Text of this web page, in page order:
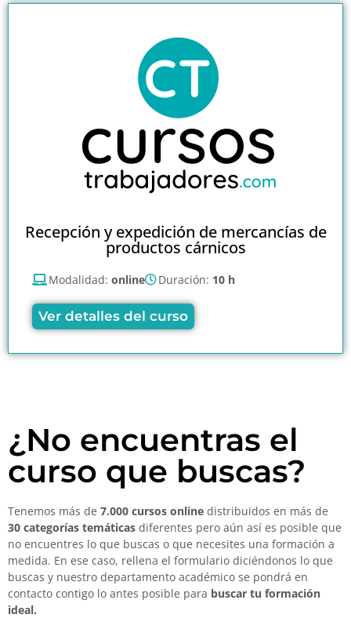
Recepción y expedición de mercancías de
productos cárnicos
Modalidad: online Duración: 10 h
Ver detalles del curso
¿No encuentras el
curso que buscas?
Tenemos más de 7.000 cursos online distribuidos en más de
30 categorías temáticas diferentes pero aún así es posible que
no encuentres lo que buscas o que necesites una formación a
medida. En ese caso, rellena el formulario diciéndonos lo que
buscas y nuestro departamento académico se pondrá en
contacto contigo lo antes posible para buscar tu formación
ideal.